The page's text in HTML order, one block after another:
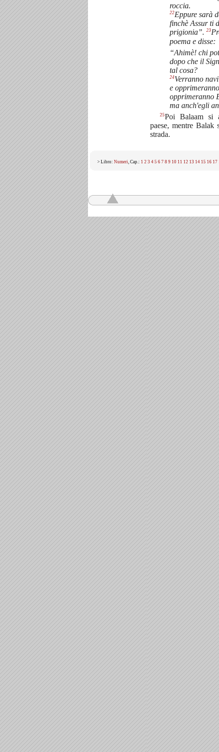
roccia.
22Eppure sarà
finchè Assur ti
prigionia”. 23
poema e disse:
“Ahimè! chi
dopo che il
tal cosa?
24Verranno
e
opprimeranno
ma anch'egli
25Poi Balaam si
paese, mentre Balak
strada.
> Libro: Numeri, Cap.: 1 2 3 4 5 6 7 8 9 10 11 12 13 14 15 16 17